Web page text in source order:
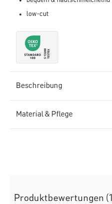
low-cut
Beschreibung
Material & Pflege
Produktbewertungen